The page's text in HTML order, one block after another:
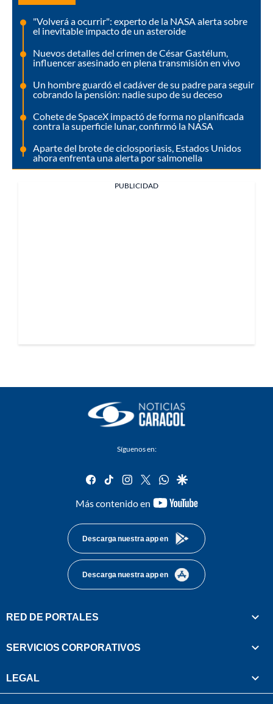
"Volverá a ocurrir": experto de la NASA alerta sobre
el inevitable impacto de un asteroide
Nuevos detalles del crimen de César Gastélum,
influencer asesinado en plena transmisión en vivo
Un hombre guardó el cadáver de su padre para seguir
cobrando la pensión: nadie supo de su deceso
Cohete de SpaceX impactó de forma no planificada
contra la superficie lunar, confirmó la NASA
Aparte del brote de ciclosporiasis, Estados Unidos
ahora enfrenta una alerta por salmonella
PUBLICIDAD
Síguenos en:
facebook
tiktok instagram
twitterwhatsapp
google
Más contenido en
youtube-
Descarga nuestra app en
Descarga nuestra app en
RED DE PORTALES
SERVICIOS CORPORATIVOS
LEGAL